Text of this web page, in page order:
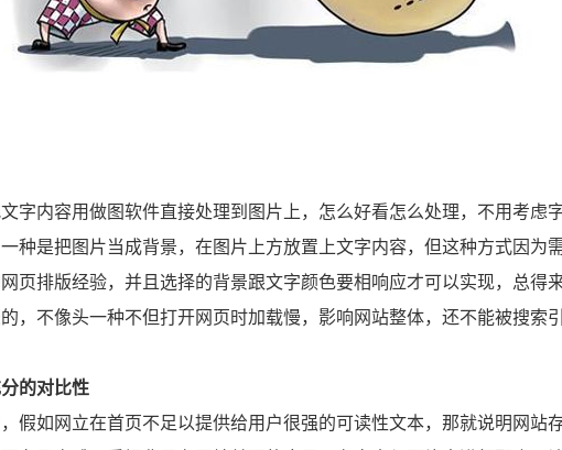
种是把图片当成背景，在图片上方放置上文字内容，但这种方式因为
页排版经验，并且选择的背景跟文字颜色要相响应才可以实现，总得
，不像头一种不但打开网页时加载慢，影响网站整体，还不能被搜索引
分的对比性